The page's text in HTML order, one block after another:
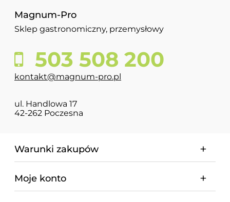
Magnum-Pro
Sklep gastronomiczny, przemysłowy
503 508 200
kontakt@magnum-pro.pl
ul. Handlowa 17
42-262 Poczesna
Warunki zakupów
Moje konto